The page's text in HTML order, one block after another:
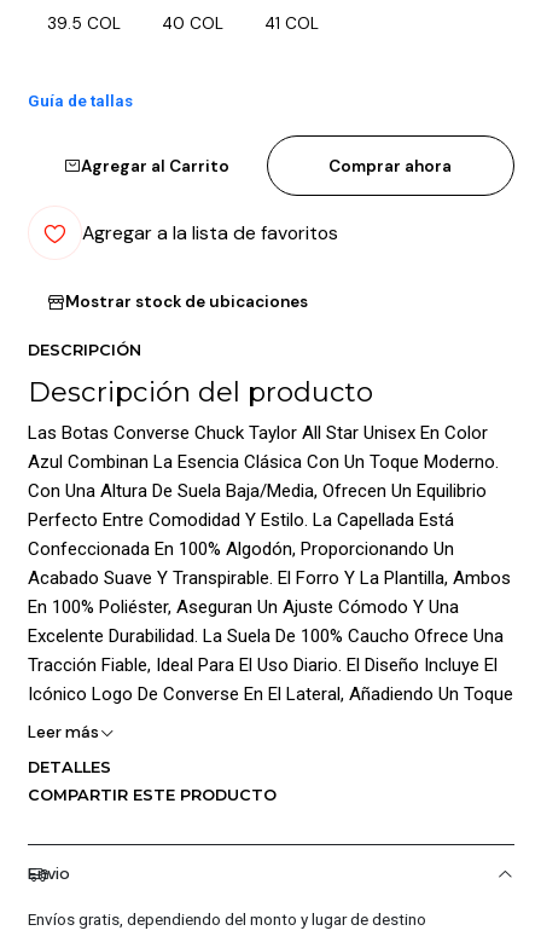
39.5 COL 40 COL 41 COL
Guía de tallas
Agregar al Carrito Comprar ahora
Agregar a la lista de favoritos
Mostrar stock de ubicaciones
DESCRIPCIÓN
Descripción del producto
Las Botas Converse Chuck Taylor All Star Unisex En Color
Azul Combinan La Esencia Clásica Con Un Toque Moderno.
Con Una Altura De Suela Baja/Media, Ofrecen Un Equilibrio
Perfecto Entre Comodidad Y Estilo. La Capellada Está
Confeccionada En 100% Algodón, Proporcionando Un
Acabado Suave Y Transpirable. El Forro Y La Plantilla, Ambos
En 100% Poliéster, Aseguran Un Ajuste Cómodo Y Una
Excelente Durabilidad. La Suela De 100% Caucho Ofrece Una
Tracción Fiable, Ideal Para El Uso Diario. El Diseño Incluye El
Icónico Logo De Converse En El Lateral, Añadiendo Un Toque
Auténtico Y Distintivo. El Cierre De Cordones Permite Un
Cada Paso.
¡Ventajas De Comprar En Pacific Sport Colombia!:
Leer más
DETALLES
COMPARTIR ESTE PRODUCTO
Envio
Envíos gratis, dependiendo del monto y lugar de destino